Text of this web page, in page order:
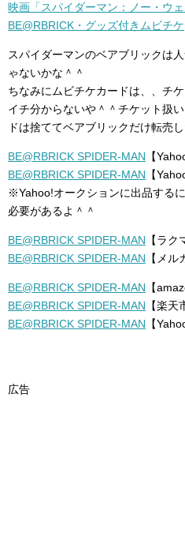
映画「スパイダーマン：ノー・ウ
BE@RBRICK・グッズ付きムビチ
スパイダーマンのベアブリックは
ゃないかな＾＾
ちなみにムビチケカードは、、チ
イチ分からないや＾＾チケット扱
ドは捨ててベアブリックだけ転売
BE@RBRICK SPIDER-MAN 【
BE@RBRICK SPIDER-MAN 【
※Yahoo!オークションに出品する
必要があるよ＾＾
BE@RBRICK SPIDER-MAN 【ラク
BE@RBRICK SPIDER-MAN 【メル
BE@RBRICK SPIDER-MAN 【
BE@RBRICK SPIDER-MAN 【楽天
BE@RBRICK SPIDER-MAN 【
広告